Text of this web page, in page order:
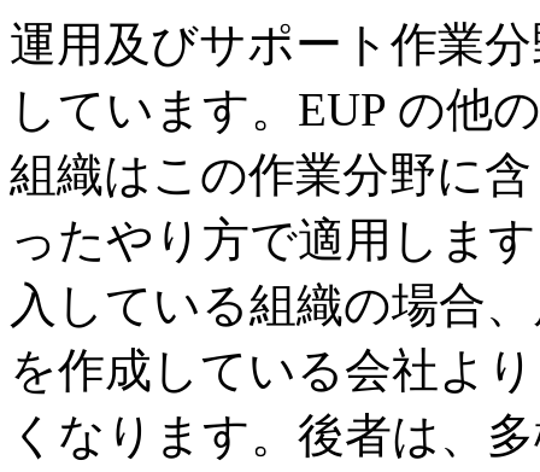
運用及びサポート作業
しています。EUP の他
組織はこの作業分野に
ったやり方で適用しま
入している組織の場合
を作成している会社よ
くなります。後者は、